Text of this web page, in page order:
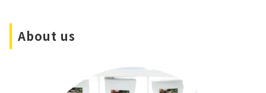
About us